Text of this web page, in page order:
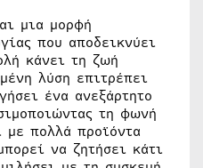
μια μορφή
που αποδεικνύει
κάνει τη ζωή
λύση επιτρέπει
ένα ανεξάρτητο
τη φωνή
με πολλά προϊόντα
να ζητήσει κάτι